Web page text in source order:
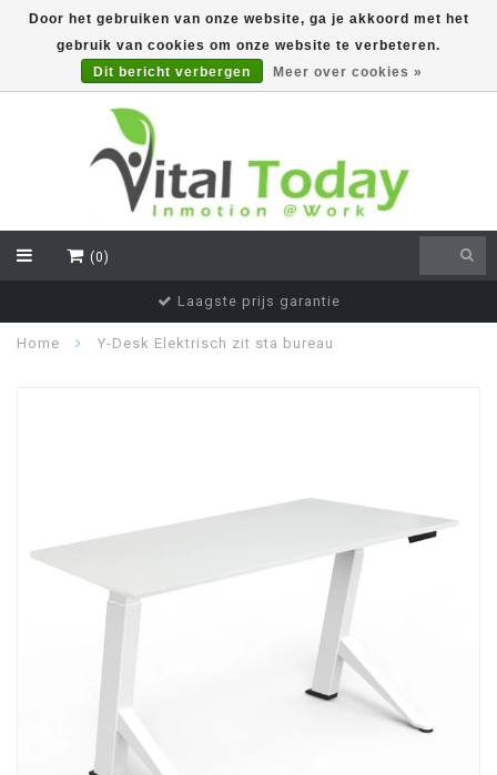
(0)
Voor 16:00 besteld, vandaag verstuurd
Home Y-Desk Elektrisch zit sta bureau
Door het gebruiken van onze website, ga je akkoord met het
gebruik van cookies om onze website te verbeteren.
Dit bericht verbergen
Meer over cookies »